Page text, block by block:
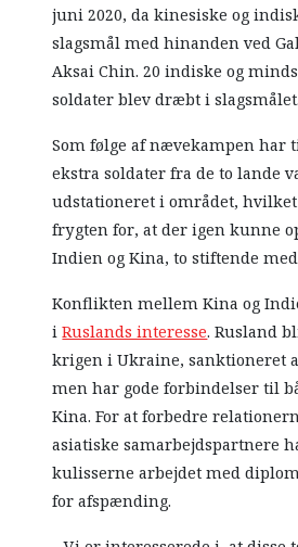
juni 2020, da kinesiske og
slagsmål med hinanden ved
Aksai Chin. 20 indiske og
soldater blev dræbt i slagsmålet.
Som følge af nævekampen har
ekstra soldater fra de to lande
udstationeret i området,
frygten for, at der igen kunne
Indien og Kina, to stiftende
Konflikten mellem Kina og
iRuslands interesse. Rusland
krigen i Ukraine, sanktioneret
men har gode forbindelser til
Kina. For at forbedre
asiatiske samarbejdspartnere
kulisserne arbejdet med
for afspænding.